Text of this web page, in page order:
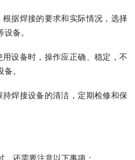
根据焊接的要求和实际情况，选择
备。
用设备时，操作应正确、稳定，不
。
持焊接设备的清洁，定期检修和保
还需要注意以下事项：